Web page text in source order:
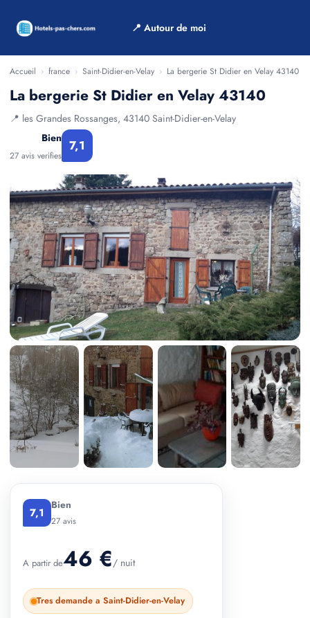
📍 Autour de moi
Accueil › france › Saint-Didier-en-Velay › La bergerie St Didier en Velay 43140
La bergerie St Didier en Velay 43140
📍 les Grandes Rossanges, 43140 Saint-Didier-en-Velay
Bien
27 avis verifies
7,1
7,1 Bien
27 avis
A partir de46 €/ nuit
Tres demande a Saint-Didier-en-Velay